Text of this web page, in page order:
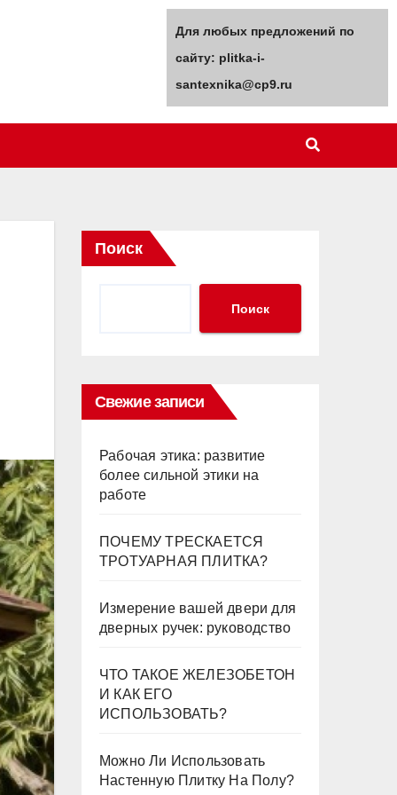
Поиск
Поиск
Свежие записи
Рабочая этика: развитие
более сильной этики на
работе
ПОЧЕМУ ТРЕСКАЕТСЯ
ТРОТУАРНАЯ ПЛИТКА?
Измерение вашей двери для
дверных ручек: руководство
ЧТО ТАКОЕ ЖЕЛЕЗОБЕТОН
И КАК ЕГО
ИСПОЛЬЗОВАТЬ?
Можно Ли Использовать
Настенную Плитку На Полу?
Для любых предложений по
сайту: plitka-i-
santexnika@cp9.ru